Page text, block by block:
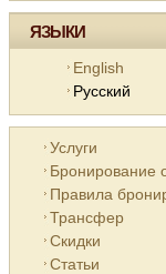
ЯЗЫКИ
English
Русский
Услуги
Бронирование
Правила
Трансфер
Скидки
Статьи